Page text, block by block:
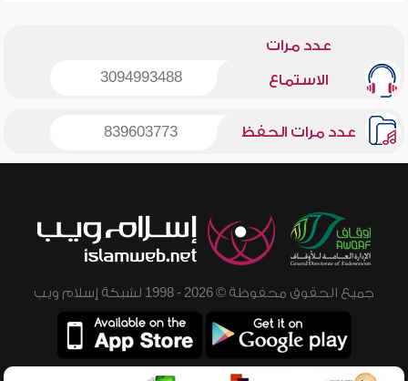
عدد مرات
الاستماع 3094993488
عدد مرات الحفظ 839603773
جميع الحقوق محفوظة © 2026 - 1998 لشبكة إسلام ويب